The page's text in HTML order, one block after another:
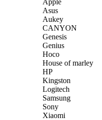
Asus
Aukey
CANYON
Genesis
Genius
Hoco
House of marley
HP
Kingston
Logitech
Samsung
Sony
Xiaomi